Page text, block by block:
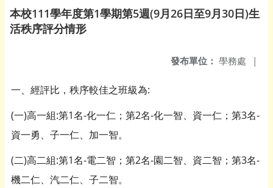
本校111學年度第1學期第5週(9月26日至9月30日)生
活秩序評分情形
發布單位： 學務處 |
一、經評比，秩序較佳之班級為:
(一)高一組:第1名-化一仁；第2名-化一智、資一仁；第3名-
資一勇、子一仁、加一智。
(二)高二組:第1名-電二智；第2名-園二智、資二智；第3名-
機二仁、汽二仁、子二智。